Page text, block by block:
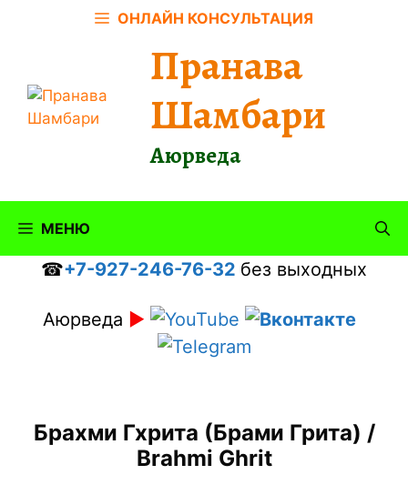
ОНЛАЙН КОНСУЛЬТАЦИЯ
Пранава
Шамбари
Аюрведа
МЕНЮ
☎+7-927-246-76-32 без выходных
Аюрведа ►
Брахми Гхрита (Брами Грита) /
Brahmi Ghrit